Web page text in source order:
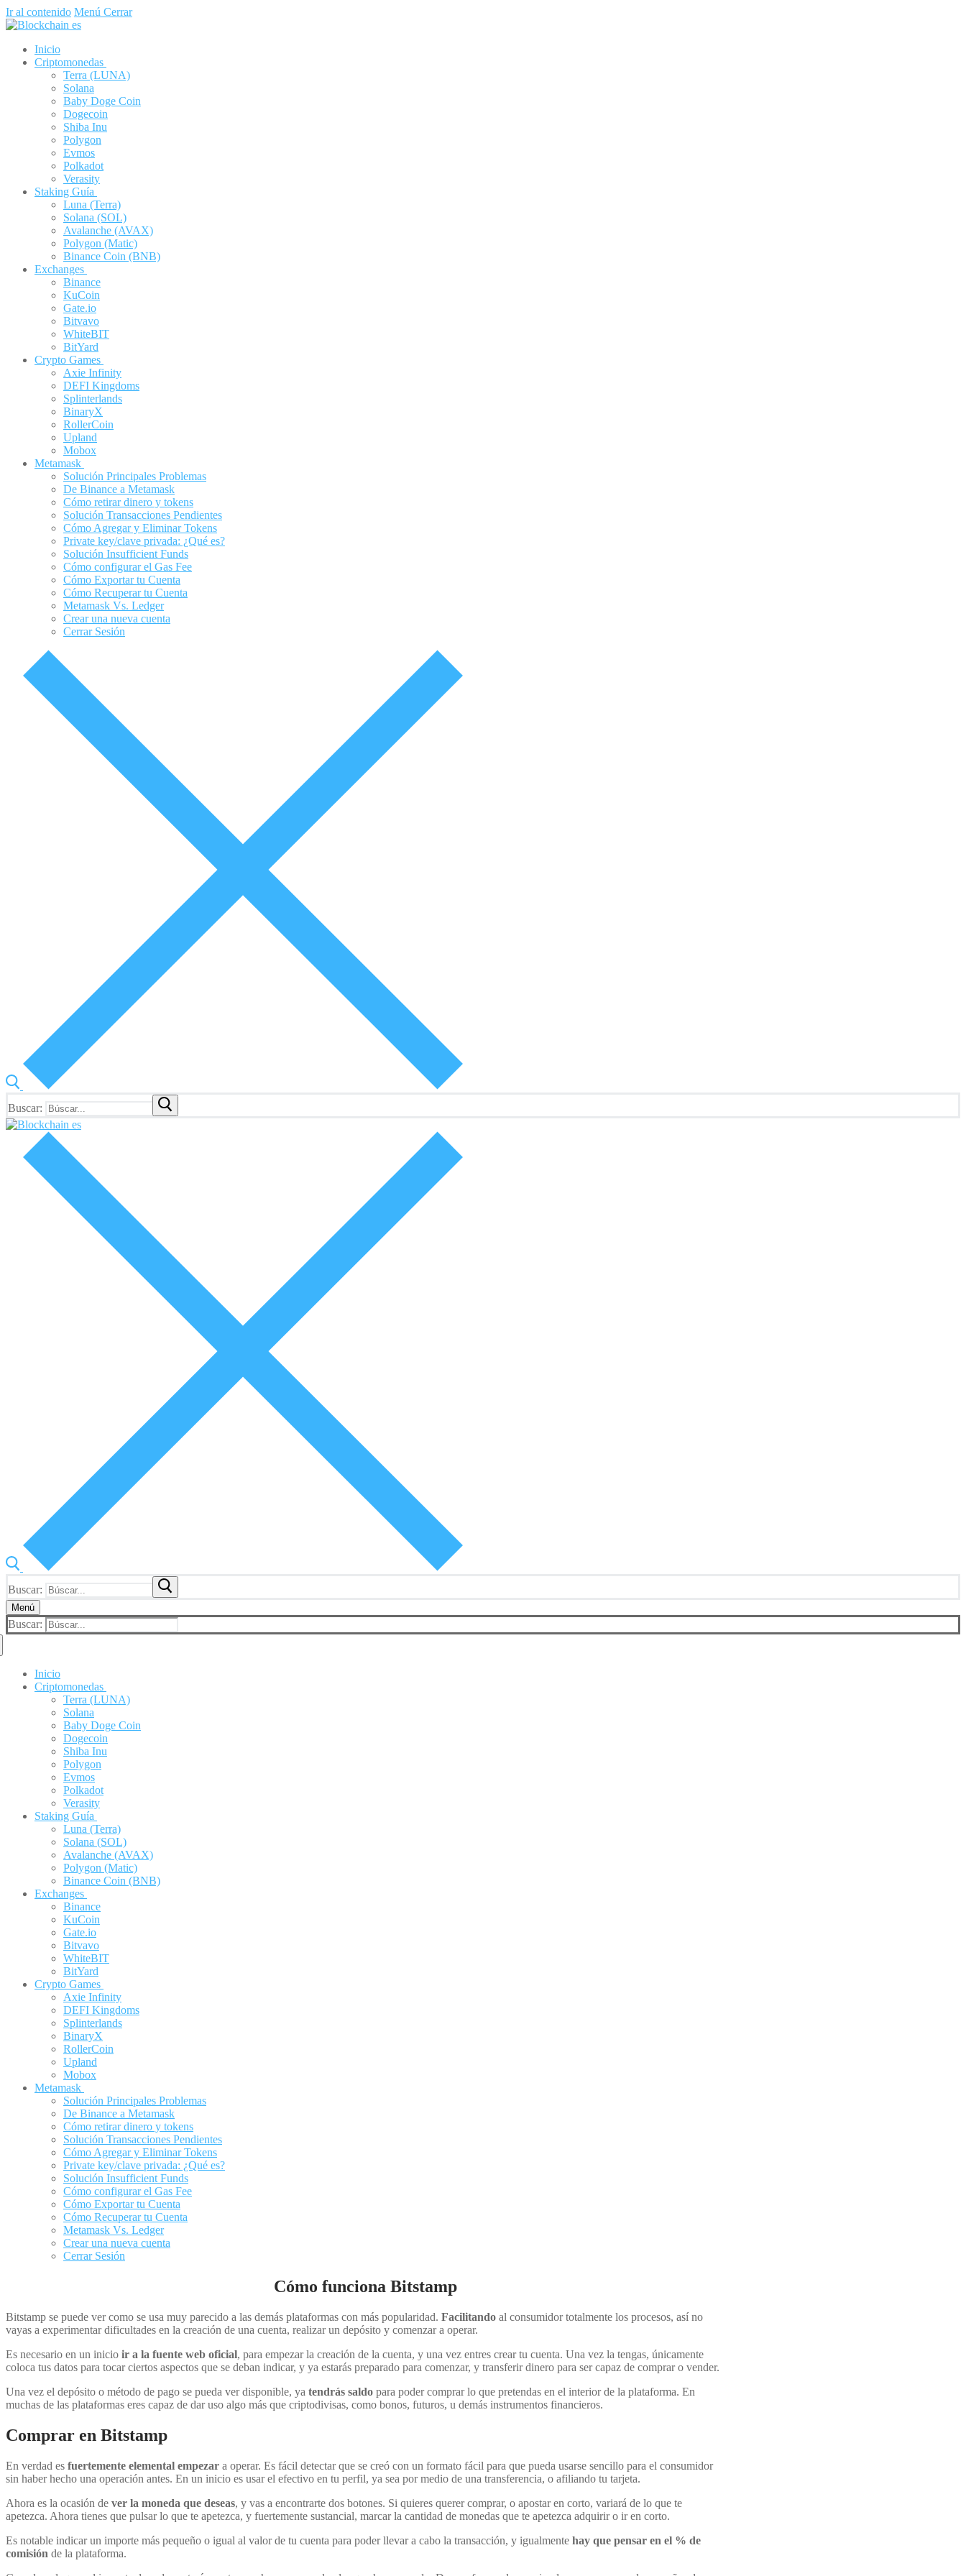
Ir al contenido Menú Cerrar
Inicio
Criptomonedas
Terra (LUNA)
Solana
Baby Doge Coin
Dogecoin
Shiba Inu
Polygon
Evmos
Polkadot
Verasity
Staking Guía
Luna (Terra)
Solana (SOL)
Avalanche (AVAX)
Polygon (Matic)
Binance Coin (BNB)
Exchanges
Binance
KuCoin
Gate.io
Bitvavo
WhiteBIT
BitYard
Crypto Games
Axie Infinity
DEFI Kingdoms
Splinterlands
BinaryX
RollerCoin
Upland
Mobox
Metamask
Solución Principales Problemas
De Binance a Metamask
Cómo retirar dinero y tokens
Solución Transacciones Pendientes
Cómo Agregar y Eliminar Tokens
Private key/clave privada: ¿Qué es?
Solución Insufficient Funds
Cómo configurar el Gas Fee
Cómo Exportar tu Cuenta
Cómo Recuperar tu Cuenta
Metamask Vs. Ledger
Crear una nueva cuenta
Cerrar Sesión
Buscar:
Buscar:
Menú
Buscar:
Inicio
Criptomonedas
Terra (LUNA)
Solana
Baby Doge Coin
Dogecoin
Shiba Inu
Polygon
Evmos
Polkadot
Verasity
Staking Guía
Luna (Terra)
Solana (SOL)
Avalanche (AVAX)
Polygon (Matic)
Binance Coin (BNB)
Exchanges
Binance
KuCoin
Gate.io
Bitvavo
WhiteBIT
BitYard
Crypto Games
Axie Infinity
DEFI Kingdoms
Splinterlands
BinaryX
RollerCoin
Upland
Mobox
Metamask
Solución Principales Problemas
De Binance a Metamask
Cómo retirar dinero y tokens
Solución Transacciones Pendientes
Cómo Agregar y Eliminar Tokens
Private key/clave privada: ¿Qué es?
Solución Insufficient Funds
Cómo configurar el Gas Fee
Cómo Exportar tu Cuenta
Cómo Recuperar tu Cuenta
Metamask Vs. Ledger
Crear una nueva cuenta
Cerrar Sesión
Cómo funciona Bitstamp
Bitstamp se puede ver como se usa muy parecido a las demás plataformas con más popularidad. Facilitando al consumidor totalmente los procesos, así no
vayas a experimentar dificultades en la creación de una cuenta, realizar un depósito y comenzar a operar.
Es necesario en un inicio ir a la fuente web oficial, para empezar la creación de la cuenta, y una vez entres crear tu cuenta. Una vez la tengas, únicamente
coloca tus datos para tocar ciertos aspectos que se deban indicar, y ya estarás preparado para comenzar, y transferir dinero para ser capaz de comprar o vender.
Una vez el depósito o método de pago se pueda ver disponible, ya tendrás saldo para poder comprar lo que pretendas en el interior de la plataforma. En
muchas de las plataformas eres capaz de dar uso algo más que criptodivisas, como bonos, futuros, u demás instrumentos financieros.
Comprar en Bitstamp
En verdad es fuertemente elemental empezar a operar. Es fácil detectar que se creó con un formato fácil para que pueda usarse sencillo para el consumidor
sin haber hecho una operación antes. En un inicio es usar el efectivo en tu perfil, ya sea por medio de una transferencia, o afiliando tu tarjeta.
Ahora es la ocasión de ver la moneda que deseas, y vas a encontrarte dos botones. Si quieres querer comprar, o apostar en corto, variará de lo que te
apetezca. Ahora tienes que pulsar lo que te apetezca, y fuertemente sustancial, marcar la cantidad de monedas que te apetezca adquirir o ir en corto.
Es notable indicar un importe más pequeño o igual al valor de tu cuenta para poder llevar a cabo la transacción, y igualmente hay que pensar en el % de
comisión de la plataforma.